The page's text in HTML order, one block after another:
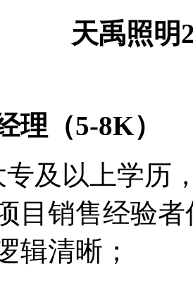
天禹照明
理（5-8K）
及 以上学历
目销售经验
辑清晰；